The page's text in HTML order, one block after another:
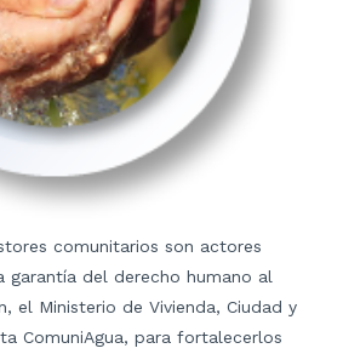
comunitarios son actores
garantía del derecho humano al
el Ministerio de Vivienda, Ciudad y
ComuniAgua, para fortalecerlos